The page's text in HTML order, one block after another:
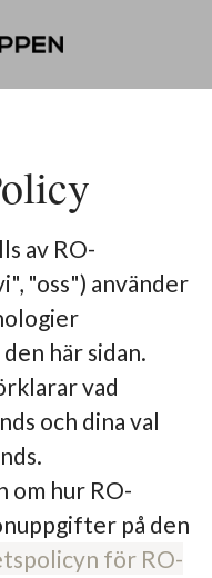
av RO-
"oss") använder
här sidan.
vad
och dina val
om hur RO-
på den
för RO-